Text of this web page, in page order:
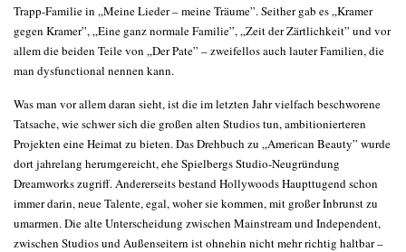
Trapp-Familie in „Meine Lieder – meine Träume”. Seither gab es „Kramer
gegen Kramer”, „Eine ganz normale Familie”, „Zeit der Zärtlichkeit” und vor
allem die beiden Teile von „Der Pate” – zweifellos auch lauter Familien, die
man dysfunctional nennen kann.
Was man vor allem daran sieht, ist die im letzten Jahr vielfach beschworene
Tatsache, wie schwer sich die großen alten Studios tun, ambitionierteren
Projekten eine Heimat zu bieten. Das Drehbuch zu „American Beauty” wurde
dort jahrelang herumgereicht, ehe Spielbergs Studio-Neugründung
Dreamworks zugriff. Andererseits bestand Hollywoods Haupttugend schon
immer darin, neue Talente, egal, woher sie kommen, mit großer Inbrunst zu
umarmen. Die alte Unterscheidung zwischen Mainstream und Independent,
zwischen Studios und Außenseitern ist ohnehin nicht mehr richtig haltbar –